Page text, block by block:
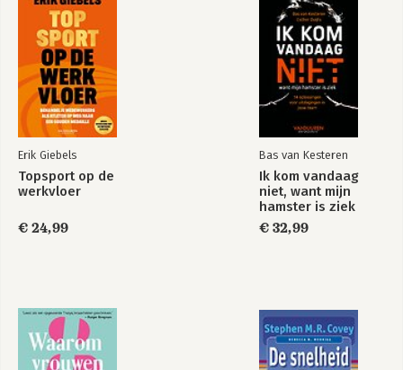
De kraak van het
De kraak van het
Bekijk alle boeken
Erik Giebels
Topsport op de
werkvloer
€ 24,99
Bas van Kesteren
Ik kom vandaag
niet, want mijn
hamster is ziek
€ 32,99